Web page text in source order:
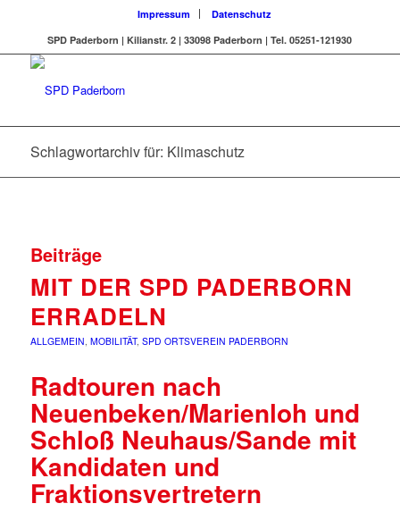
Impressum
Datenschutz
SPD Paderborn | Kilianstr. 2 | 33098 Paderborn | Tel. 05251-121930
Schlagwortarchiv für: Klimaschutz
Beiträge
MIT DER SPD PADERBORN
ERRADELN
ALLGEMEIN, MOBILITÄT, SPD ORTSVEREIN PADERBORN
Radtouren nach
Neuenbeken/Marienloh und
Schloß Neuhaus/Sande mit
Kandidaten und
Fraktionsvertretern